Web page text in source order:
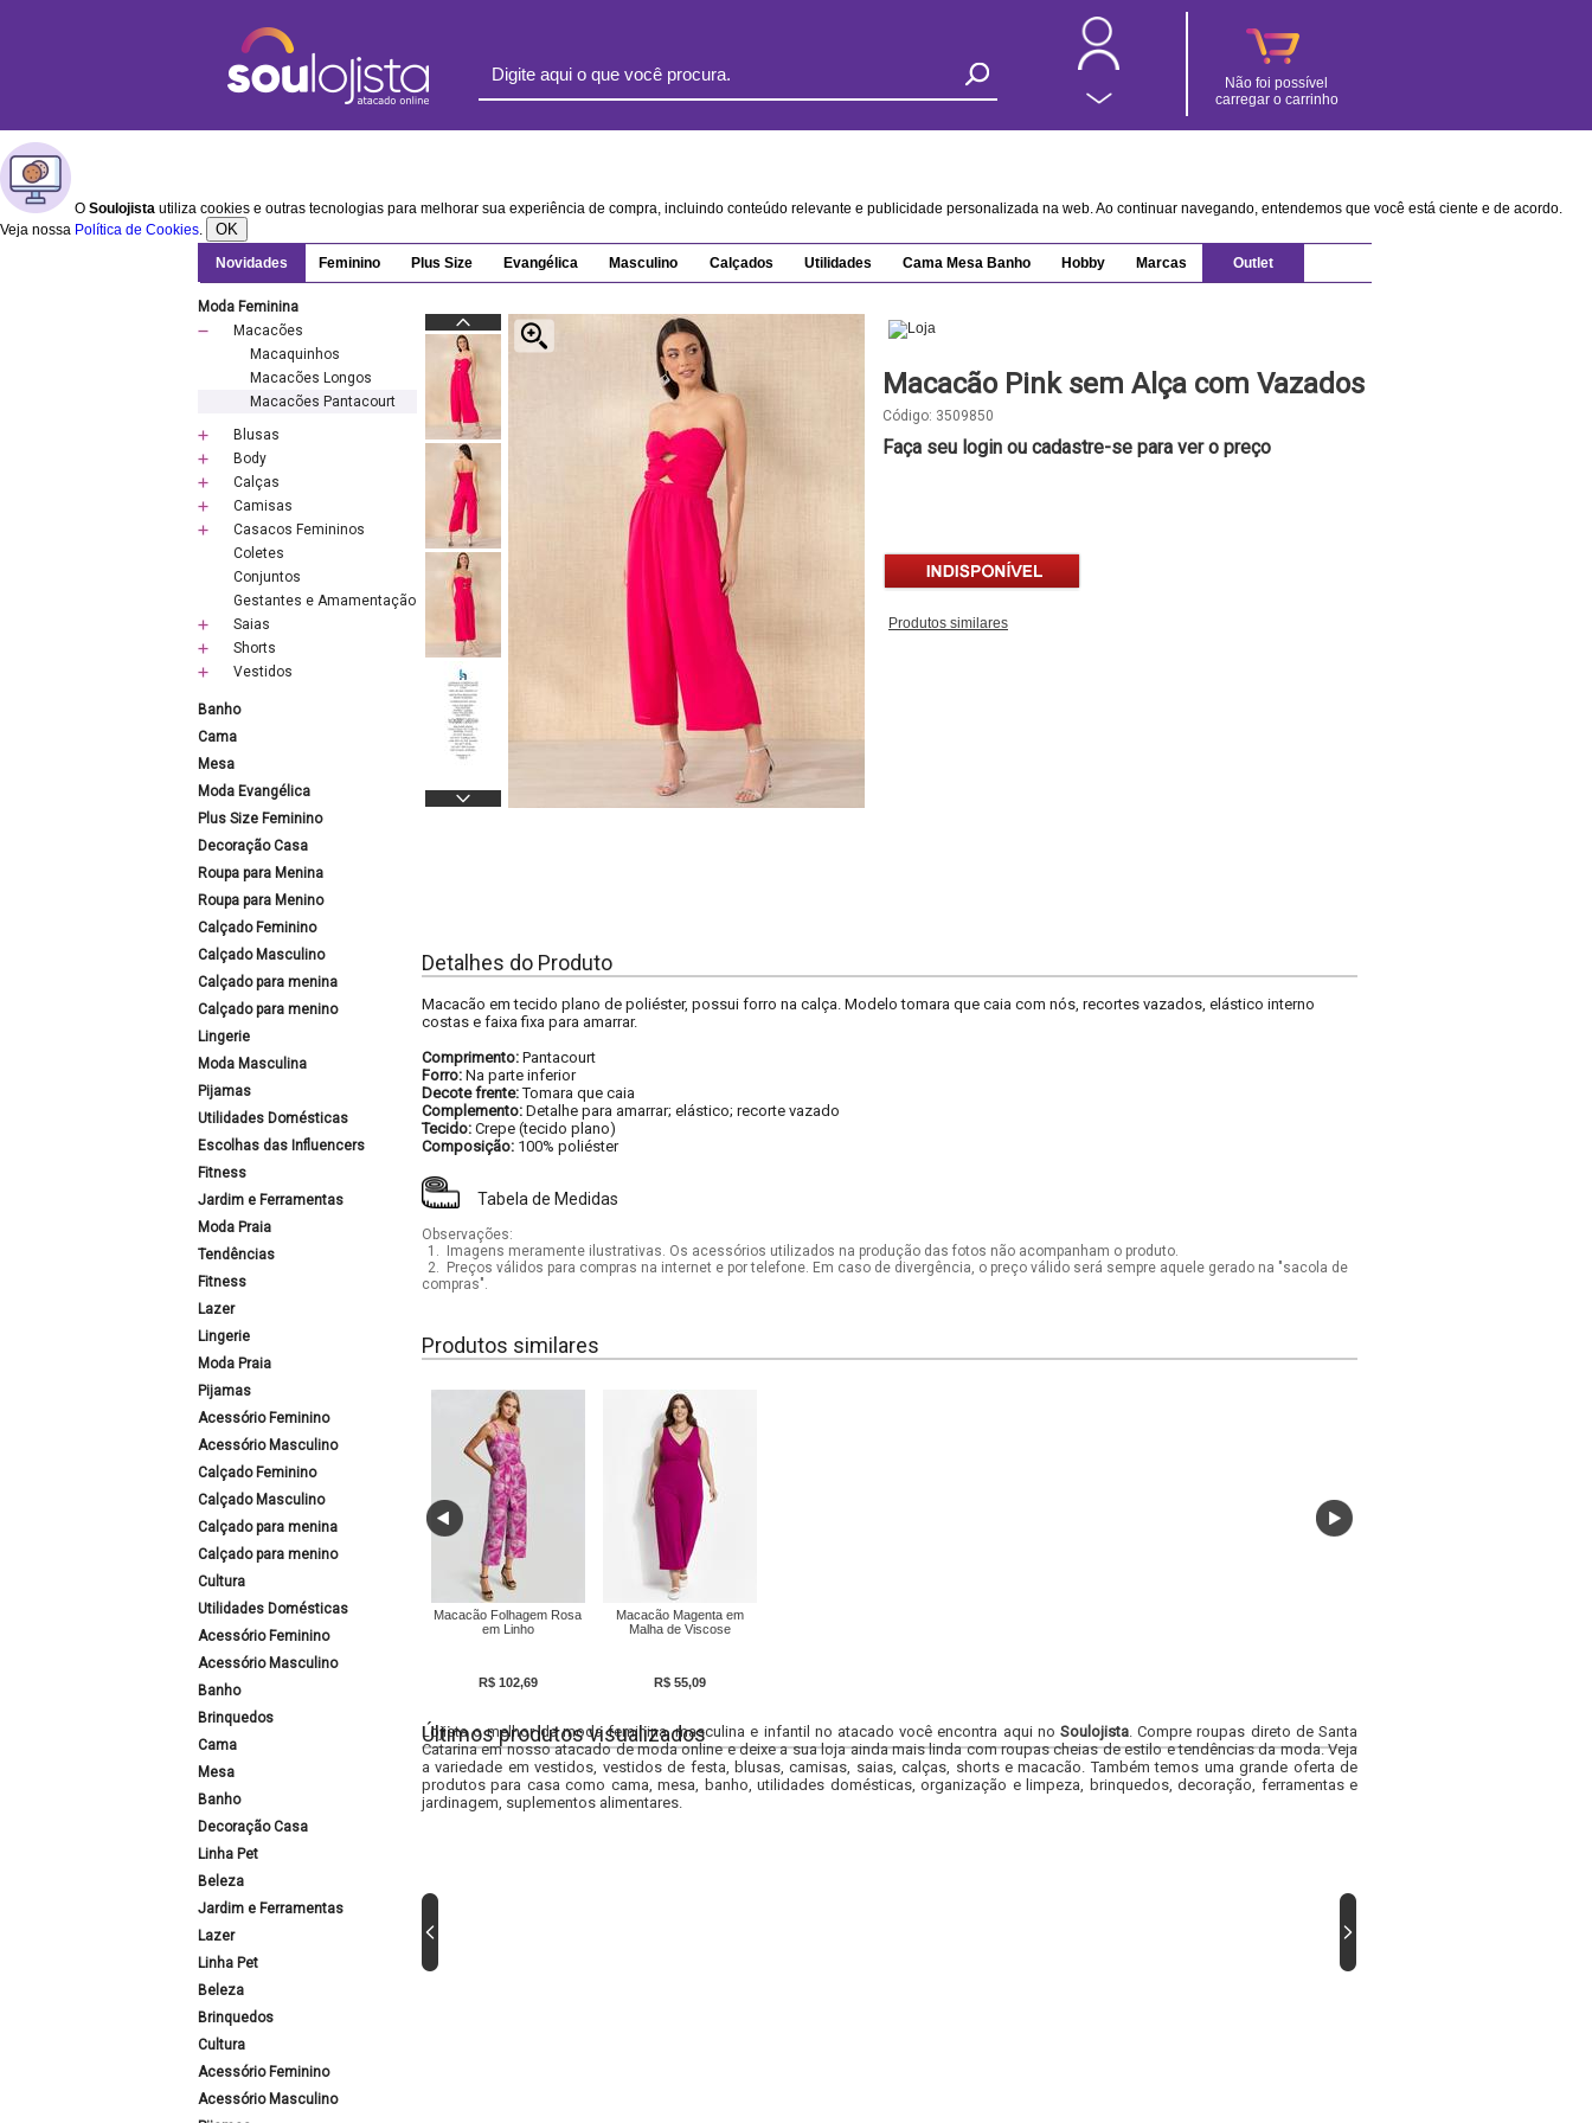
Não foi possível
carregar o carrinho
O Soulojista utiliza cookies e outras tecnologias para melhorar sua experiência de compra, incluindo conteúdo relevante e publicidade personalizada na web. Ao continuar navegando, entendemos que você está ciente e de acordo.
Veja nossa Política de Cookies. OK
Novidades Feminino Plus Size Evangélica Masculino Calçados Utilidades Cama Mesa Banho Hobby Marcas Outlet
Moda Feminina
Macacões
Macaquinhos
Macacões Longos
Macacões Pantacourt
Blusas
Body
Calças
Camisas
Casacos Femininos
Coletes
Conjuntos
Gestantes e Amamentação
Saias
Shorts
Vestidos
Banho
Cama
Mesa
Moda Evangélica
Plus Size Feminino
Decoração Casa
Roupa para Menina
Roupa para Menino
Calçado Feminino
Calçado Masculino
Calçado para menina
Calçado para menino
Lingerie
Moda Masculina
Pijamas
Utilidades Domésticas
Escolhas das Influencers
Fitness
Jardim e Ferramentas
Moda Praia
Tendências
Fitness
Lazer
Lingerie
Moda Praia
Pijamas
Acessório Feminino
Acessório Masculino
Calçado Feminino
Calçado Masculino
Calçado para menina
Calçado para menino
Cultura
Utilidades Domésticas
Acessório Feminino
Acessório Masculino
Banho
Brinquedos
Cama
Mesa
Banho
Decoração Casa
Linha Pet
Beleza
Jardim e Ferramentas
Lazer
Linha Pet
Beleza
Brinquedos
Cultura
Acessório Feminino
Acessório Masculino
Macacão Pink sem Alça com Vazados
Código: 3509850
Faça seu login ou cadastre-se para ver o preço
Produtos similares
Detalhes do Produto
Macacão em tecido plano de poliéster, possui forro na calça. Modelo tomara que caia com nós, recortes vazados, elástico interno
costas e faixa fixa para amarrar.
Comprimento: Pantacourt
Forro: Na parte inferior
Decote frente:Tomara que caia
Complemento: Detalhe para amarrar; elástico; recorte vazado
Tecido: Crepe (tecido plano)
Composição: 100% poliéster
Tabela de Medidas
Observações:
1.
Imagens meramente ilustrativas. Os acessórios utilizados na produção das fotos não acompanham o produto.
2.
Preços válidos para compras na internet e por telefone. Em caso de divergência, o preço válido será sempre aquele gerado na "sacola de
compras".
Produtos similares
Macacão Folhagem Rosa
em Linho
R$ 102,69
Macacão Magenta em
Malha de Viscose
R$ 55,09
Últimos produtos visualizados
Lojista o melhor da moda feminina, masculina e infantil no atacado você encontra aqui no Soulojista. Compre roupas direto de Santa
Catarina em nosso atacado de moda online e deixe a sua loja ainda mais linda com roupas cheias de estilo e tendências da moda. Veja
a variedade em vestidos, vestidos de festa, blusas, camisas, saias, calças, shorts e macacão. Também temos uma grande oferta de
produtos para casa como cama, mesa, banho, utilidades domésticas, organização e limpeza, brinquedos, decoração, ferramentas e
jardinagem, suplementos alimentares.